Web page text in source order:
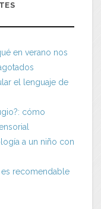
en verano nos
el lenguaje de
cómo
a un niño con
es recomendable